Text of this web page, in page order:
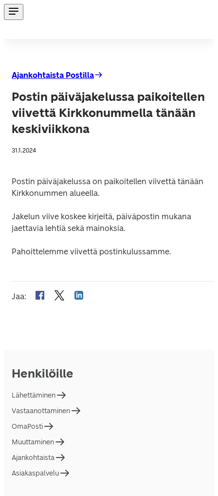
Ajankohtaista Postilla
Postin päiväjakelussa paikoitellen
viivettä Kirkkonummella tänään
keskiviikkona
31.1.2024
Postin päiväjakelussa on paikoitellen viivettä tänään
Kirkkonummen alueella.
Jakelun viive koskee kirjeitä, päiväpostin mukana
jaettavia lehtiä sekä mainoksia.
Pahoittelemme viivettä postinkulussamme.
Jaa:
Henkilöille
Lähettäminen
Vastaanottaminen
OmaPosti
Muuttaminen
Ajankohtaista
Asiakaspalvelu